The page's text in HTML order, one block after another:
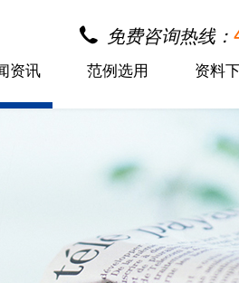
资讯 范例选用 资料
免费咨询热线：